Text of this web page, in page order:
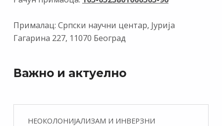
Прималац: Српски научни центар, Јурија
Гагарина 227, 11070 Београд
Важно и актуелно
НЕОКОЛОНИЈАЛИЗАМ И ИНВЕРЗНИ